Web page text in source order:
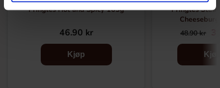
Pringles Hot and Spicy 165g
46.90 kr
Kjøp
Pringles
48.90 kr